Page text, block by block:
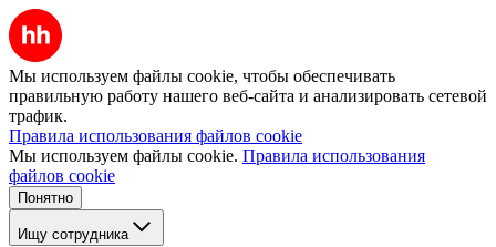
Мы используем файлы cookie, чтобы обеспечивать
правильную работу нашего веб-сайта и анализировать сетевой
трафик.
Правила использования файлов cookie
Мы используем файлы cookie. Правила использования
файлов cookie
Понятно
Ищу сотрудника